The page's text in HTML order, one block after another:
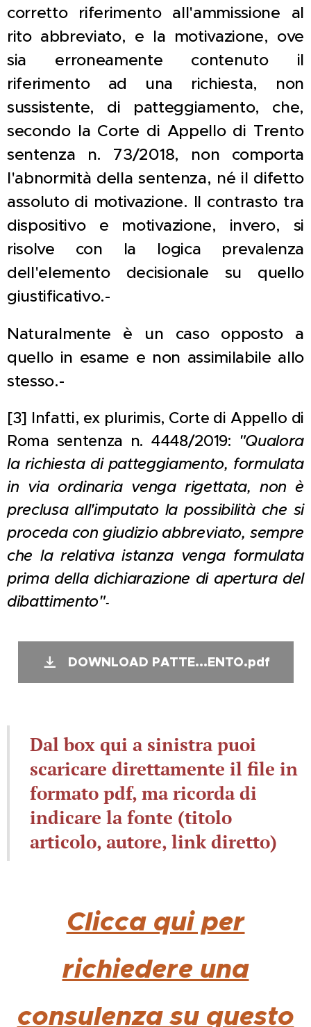
corretto riferimento all'ammissione al
rito abbreviato, e la motivazione, ove
sia erroneamente contenuto il
riferimento ad una richiesta, non
sussistente, di patteggiamento, che,
secondo la Corte di Appello di Trento
sentenza n. 73/2018, non comporta
l'abnormità della sentenza, né il difetto
assoluto di motivazione. Il contrasto tra
dispositivo e motivazione, invero, si
risolve con la logica prevalenza
dell'elemento decisionale su quello
giustificativo.-
Naturalmente è un caso opposto a
quello in esame e non assimilabile allo
stesso.-
[3] Infatti, ex plurimis, Corte di Appello di
Roma sentenza n. 4448/2019: "Qualora
la richiesta di patteggiamento, formulata
in via ordinaria venga rigettata, non è
preclusa all'imputato la possibilità che si
proceda con giudizio abbreviato, sempre
che la relativa istanza venga formulata
prima della dichiarazione di apertura del
dibattimento"-
DOWNLOAD PATTE...ENTO.pdf
Dal box qui a sinistra puoi
scaricare direttamente il file in
formato pdf, ma ricorda di
indicare la fonte (titolo
articolo, autore, link diretto)
Clicca qui per
richiedere una
consulenza su questo